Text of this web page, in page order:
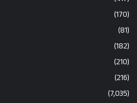
(170)
(81)
(182)
(210)
(216)
(7,035)